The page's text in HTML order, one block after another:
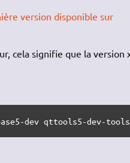
version disponible sur
cela signifie que la version
dev qttools5-dev-